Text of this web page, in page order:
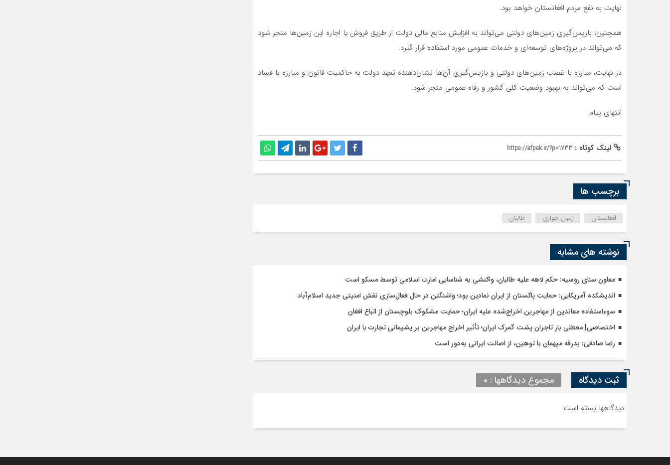
نهایت به نفع مردم افغانستان خواهد بود.
همچنین، بازپس‌گیری زمین‌های دولتی می‌تواند به افزایش منابع مالی دولت از طریق فروش یا اجاره این زمین‌ها منجر شود
که می‌تواند در پروژه‌های توسعه‌ای و خدمات عمومی مورد استفاده قرار گیرد.
در نهایت، مبارزه با غصب زمین‌های دولتی و بازپس‌گیری آن‌ها نشان‌دهنده تعهد دولت به حاکمیت قانون و مبارزه با فساد
است که می‌تواند به بهبود وضعیت کلی کشور و رفاه عمومی منجر شود.
انتهای پیام
لینک کوتاه : https://afpak.ir/?p=1733
برچسب ها
افغانستان زمین خواری طالبان
نوشته های مشابه
معاون سنای روسیه: حکم لاهه علیه طالبان، واکنشی به شناسایی امارت اسلامی توسط مسکو است
اندیشکده آمریکایی: حمایت پاکستان از ایران نمادین بود؛ واشنگتن در حال فعال‌سازی نقش امنیتی جدید اسلام‌آباد
سوءاستفاده معاندین از مهاجرین اخراج‌شده علیه ایران؛ حمایت مشکوک بلوچستان از اتباع افغان
اختصاصی| معطلی بار تاجران پشت گمرک ایران؛ تأثیر اخراج مهاجرین بر پشیمانی تجارت با ایران
رضا صادقی: بدرقه میهمان با توهین، از اصالت ایرانی به‌دور است
ثبت دیدگاه مجموع دیدگاهها : 0
دیدگاهها بسته است.